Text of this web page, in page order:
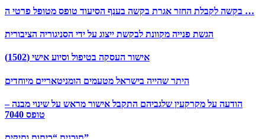
בקשה לקבלת החזר אגרת בקשה בענף הסיעוד טופס מטופל פרטי ה …
הגשת פנייה מקוונת לבקשת ייצוג על ידי הסניגוריה הציבורית
אישור העסקה בטיפול וסיוע אישי (1502)
היתר שהייה בישראל מטעמים הומניטאריים מיוחדים
הודעה על מקרקעין שלגביהם התקבל אישור מראש על שינוי מבנה –
טופס 7040